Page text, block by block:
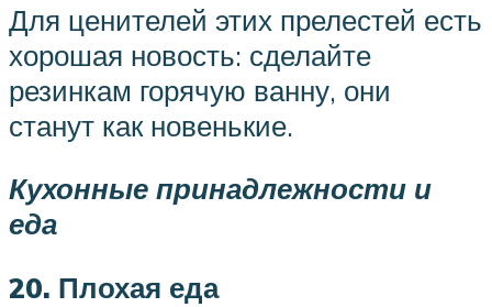
Для ценителей этих прелестей есть
хорошая новость: сделайте
резинкам горячую ванну, они
станут как новенькие.
Кухонные принадлежности и
еда
20. Плохая еда